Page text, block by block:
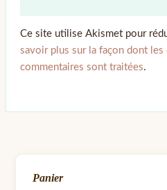
Ce site utilise Akismet pour
savoir plus sur la façon dont les
commentaires sont traitées.
Panier